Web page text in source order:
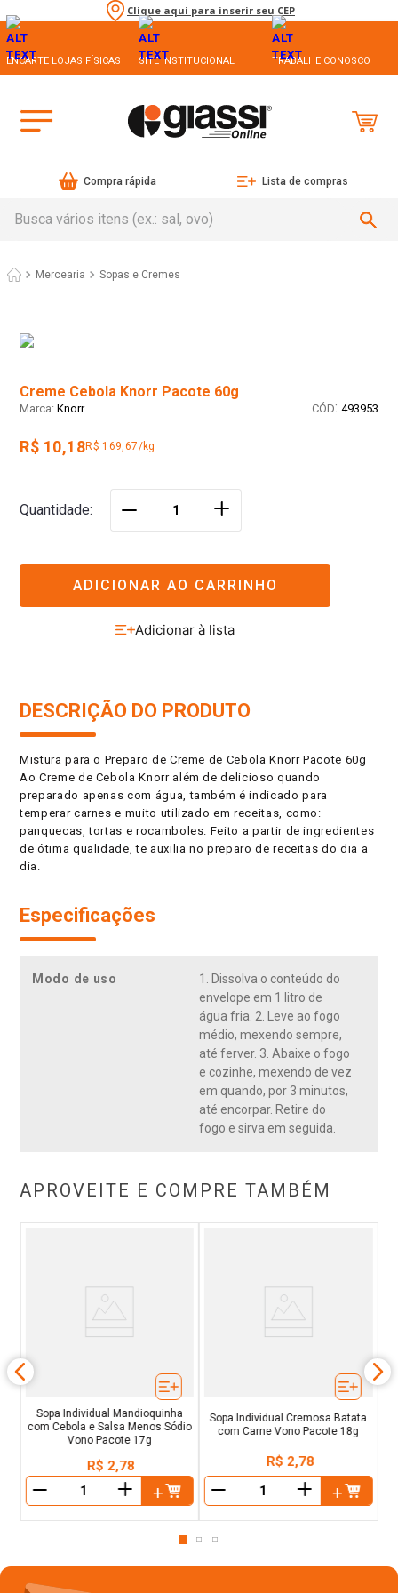
Clique aqui para inserir seu CEP
ENCARTE LOJAS FÍSICAS SITE INSTITUCIONAL TRABALHE CONOSCO
Compra rápida Lista de compras
Mercearia Sopas e Cremes
Creme Cebola Knorr Pacote 60g
Knorr : 493953
R$ 10,18R$ 169,67/kg
Quantidade ＋
ADICIONAR AO CARRINHO
DESCRIÇÃO DO PRODUTO
Mistura para o Preparo de Creme de Cebola Knorr Pacote 60g
Ao Creme de Cebola Knorr além de delicioso quando
preparado apenas com água, também é indicado para
temperar carnes e muito utilizado em receitas, como:
panquecas, tortas e rocamboles. Feito a partir de ingredientes
de ótima qualidade, te auxilia no preparo de receitas do dia a
dia.
Especificações
Modo de uso
1. Dissolva o conteúdo do
envelope em 1 litro de
água fria. 2. Leve ao fogo
médio, mexendo sempre,
até ferver. 3. Abaixe o fogo
e cozinhe, mexendo de vez
em quando, por 3 minutos,
até encorpar. Retire do
fogo e sirva em seguida.
APROVEITE E COMPRE TAMBÉM
Sopa Individual Mandioquinha
com Cebola e Salsa Menos Sódio
Vono Pacote 17g
R$ 2,78
＋
Sopa Individual Cremosa Batata
com Carne Vono Pacote 18g
R$ 2,78
＋